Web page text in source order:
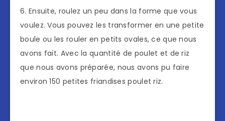
6. Ensuite, roulez un peu dans la forme que vous
voulez. Vous pouvez les transformer en une petite
boule ou les rouler en petits ovales, ce que nous
avons fait. Avec la quantité de poulet et de riz
que nous avons préparée, nous avons pu faire
environ 150 petites friandises poulet riz.